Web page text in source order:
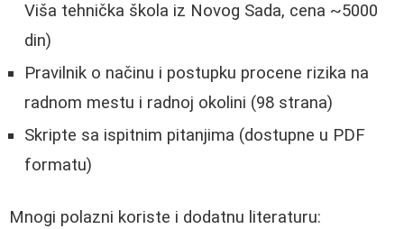
Viša tehnička škola iz Novog Sada, cena ~5000
din)
Pravilnik o načinu i postupku procene rizika na
radnom mestu i radnoj okolini (98 strana)
Skripte sa ispitnim pitanjima (dostupne u PDF
formatu)
Mnogi polazni koriste i dodatnu literaturu: